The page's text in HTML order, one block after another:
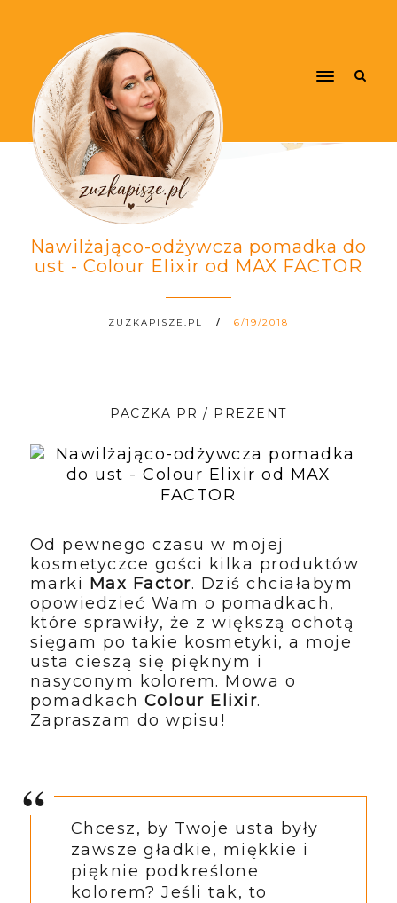
Nawilżająco-odżywcza pomadka do
ust - Colour Elixir od MAX FACTOR
ZUZKAPISZE.PL 6/19/2018
PACZKA PR / PREZENT
Od pewnego czasu w mojej
kosmetyczce gości kilka produktów
marki Max Factor. Dziś chciałabym
opowiedzieć Wam o pomadkach,
które sprawiły, że z większą ochotą
sięgam po takie kosmetyki, a moje
usta cieszą się pięknym i
nasyconym kolorem. Mowa o
pomadkach Colour Elixir.
Zapraszam do wpisu!
Chcesz, by Twoje usta były
zawsze gładkie, miękkie i
pięknie podkreślone
kolorem? Jeśli tak, to